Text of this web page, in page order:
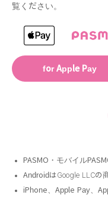
覧ください。
for Apple Pay
PASMO・モバイル
AndroidはGoogle LLCの
iPhone、Apple Pay、